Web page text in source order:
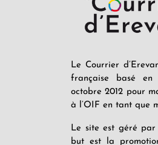
Le Courrier
française basé
octobre 2012 pour
à l’OIF en tant que
Le site est géré
but est la